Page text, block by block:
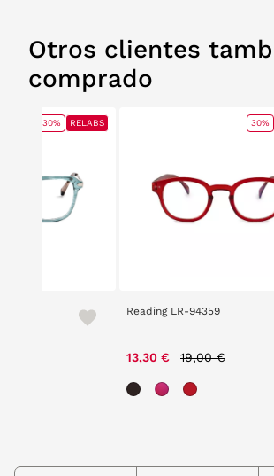
Otros clientes
comprado
30% RELABS
Reading LR-94359
13,30 € 19,00 €
30%